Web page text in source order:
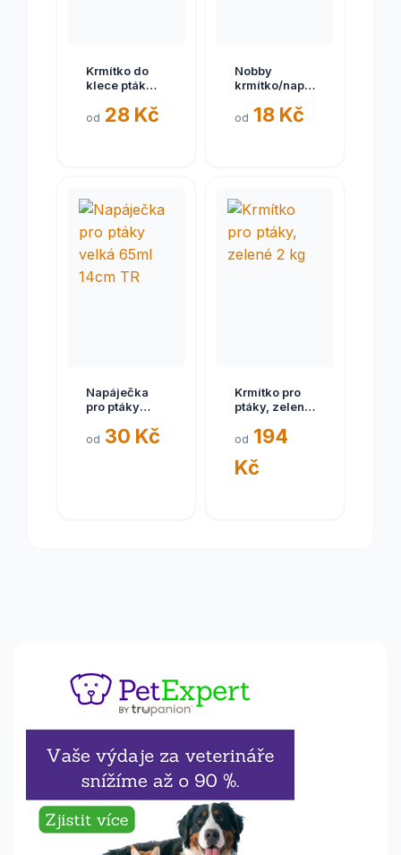
Krmítko do
klece pták
od 28 Kč
Nobby
krmítko/napáječka
od 18 Kč
Napáječka
pro ptáky
14cm TR
od 30 Kč
Krmítko pro
ptáky, zelené
od 194
Kč